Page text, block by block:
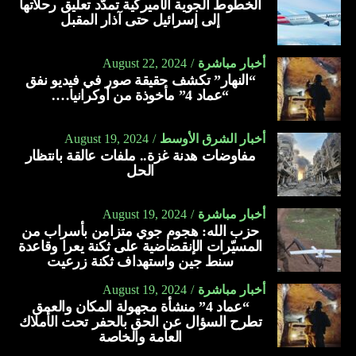
الخطوط الجوية الأميركية تمدّد تعليق رحلاتها
إلى إسرائيل حتى آذار المقبل
أخبار مباشرة August 22, 2024
“النهار” تكشف حقيقة صور في فيديو نفق
“عماد 4” مأخوذة من أوكرانيا….
أخبار الشرق الأوسط August 19, 2024
مفاوضات هدنة غزة.. ملفات عالقة بانتظار
الحل
أخبار مباشرة August 19, 2024
حزب الله: هجوم جوي متزامن بأسراب من
المسيّرات الإنقضاضية على ثكنة يعرا وقاعدة
سنط جين واستهداف ثكنة زرعيت
أخبار مباشرة August 19, 2024
“عماد 4” منشأة مجهولة المكان والعمق
تطرح السؤال عن الحق بالحفر تحت الأملاك
العامة والخاصة